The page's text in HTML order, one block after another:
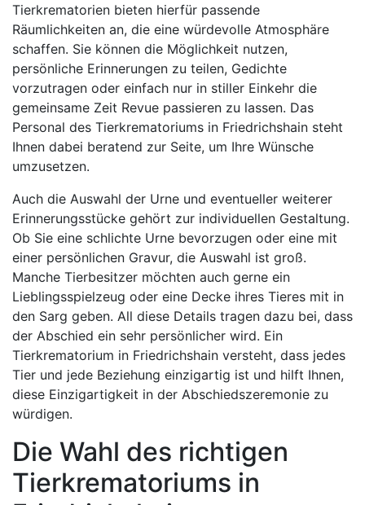
Tierkrematorien bieten hierfür passende
Räumlichkeiten an, die eine würdevolle Atmosphäre
schaffen. Sie können die Möglichkeit nutzen,
persönliche Erinnerungen zu teilen, Gedichte
vorzutragen oder einfach nur in stiller Einkehr die
gemeinsame Zeit Revue passieren zu lassen. Das
Personal des Tierkrematoriums in Friedrichshain steht
Ihnen dabei beratend zur Seite, um Ihre Wünsche
umzusetzen.
Auch die Auswahl der Urne und eventueller weiterer
Erinnerungsstücke gehört zur individuellen Gestaltung.
Ob Sie eine schlichte Urne bevorzugen oder eine mit
einer persönlichen Gravur, die Auswahl ist groß.
Manche Tierbesitzer möchten auch gerne ein
Lieblingsspielzeug oder eine Decke ihres Tieres mit in
den Sarg geben. All diese Details tragen dazu bei, dass
der Abschied ein sehr persönlicher wird. Ein
Tierkrematorium in Friedrichshain versteht, dass jedes
Tier und jede Beziehung einzigartig ist und hilft Ihnen,
diese Einzigartigkeit in der Abschiedszeremonie zu
würdigen.
Die Wahl des richtigen
Tierkrematoriums in